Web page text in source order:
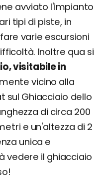
avviato l'impianto
tipi di piste, in
varie escursioni
Inoltre qua si
visitabile in
vicino alla
sul Ghiacciaio dello
di circa 200
e un'altezza di 2
unica e
vedere il ghiacciaio